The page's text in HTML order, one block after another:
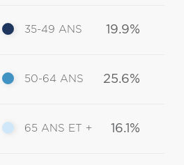
35-49 ANS 19.9%
50-64 ANS 25.6%
65 ANS ET + 16.1%